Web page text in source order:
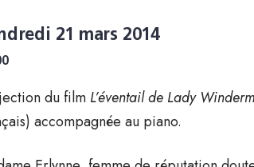
21 mars 2014
du film L’éventail de Lady
accompagnée au piano.